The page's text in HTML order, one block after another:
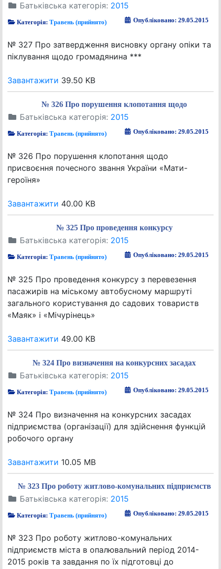
Батьківська категорія: 2015
Категорія:Травень (прийнято) Опубліковано: 29.05.2015
№ 327 Про затвердження висновку органу опіки та
піклування щодо громадянина ***
Завантажити 39.50 KB
№ 326 Про порушення клопотання щодо
Батьківська категорія: 2015
Категорія:Травень (прийнято) Опубліковано: 29.05.2015
№ 326 Про порушення клопотання щодо
присвоєння почесного звання України «Мати-
героїня»
Завантажити 40.00 KB
№ 325 Про проведення конкурсу
Батьківська категорія: 2015
Категорія:Травень (прийнято) Опубліковано: 29.05.2015
№ 325 Про проведення конкурсу з перевезення
пасажирів на міському автобусному маршруті
загального користування до садових товариств
«Маяк» і «Мічурінець»
Завантажити 49.00 KB
№ 324 Про визначення на конкурсних засадах
Батьківська категорія: 2015
Категорія:Травень (прийнято) Опубліковано: 29.05.2015
№ 324 Про визначення на конкурсних засадах
підприємства (організації) для здійснення функцій
робочого органу
Завантажити 10.05 MB
№ 323 Про роботу житлово-комунальних підприємств
Батьківська категорія: 2015
Категорія:Травень (прийнято) Опубліковано: 29.05.2015
№ 323 Про роботу житлово-комунальних
підприємств міста в опалювальний період 2014-
2015 років та завдання по їх підготовці до